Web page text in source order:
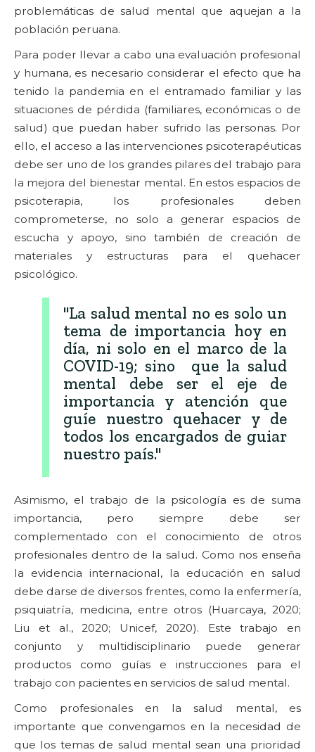
problemáticas de salud mental que aquejan a la
población peruana.
Para poder llevar a cabo una evaluación profesional
y humana, es necesario considerar el efecto que ha
tenido la pandemia en el entramado familiar y las
situaciones de pérdida (familiares, económicas o de
salud) que puedan haber sufrido las personas. Por
ello, el acceso a las intervenciones psicoterapéuticas
debe ser uno de los grandes pilares del trabajo para
la mejora del bienestar mental. En estos espacios de
psicoterapia, los profesionales deben
comprometerse, no solo a generar espacios de
escucha y apoyo, sino también de creación de
materiales y estructuras para el quehacer
psicológico.
"La salud mental no es solo un
tema de importancia hoy en
día, ni solo en el marco de la
COVID-19; sino que la salud
mental debe ser el eje de
importancia y atención que
guíe nuestro quehacer y de
todos los encargados de guiar
nuestro país."
Asimismo, el trabajo de la psicología es de suma
importancia, pero siempre debe ser
complementado con el conocimiento de otros
profesionales dentro de la salud. Como nos enseña
la evidencia internacional, la educación en salud
debe darse de diversos frentes, como la enfermería,
psiquiatría, medicina, entre otros (Huarcaya, 2020;
Liu et al., 2020; Unicef, 2020). Este trabajo en
conjunto y multidisciplinario puede generar
productos como guías e instrucciones para el
trabajo con pacientes en servicios de salud mental.
Como profesionales en la salud mental, es
importante que convengamos en la necesidad de
que los temas de salud mental sean una prioridad